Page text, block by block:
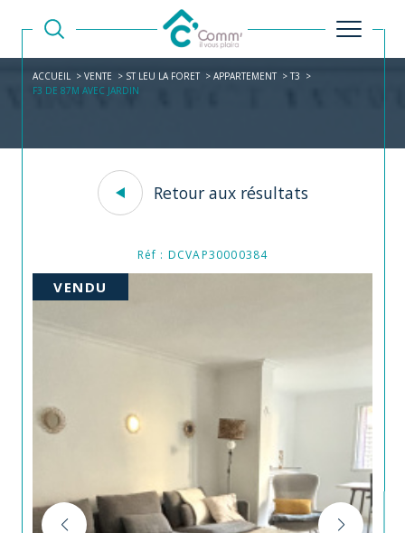
ACCUEIL VENTE ST LEU LA FORET APPARTEMENT
T3
F3 DE 87M AVEC JARDIN
Retour aux résultats
Réf : DCVAP30000384
VENDU